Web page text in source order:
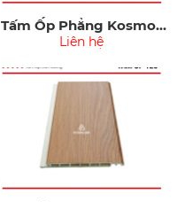
Tấm Ốp Phẳng Kosmos
Nano09-018
Liên hệ